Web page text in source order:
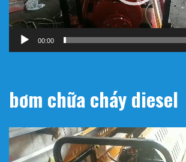
00:00
bơm chữa cháy diesel
Trình
chơi